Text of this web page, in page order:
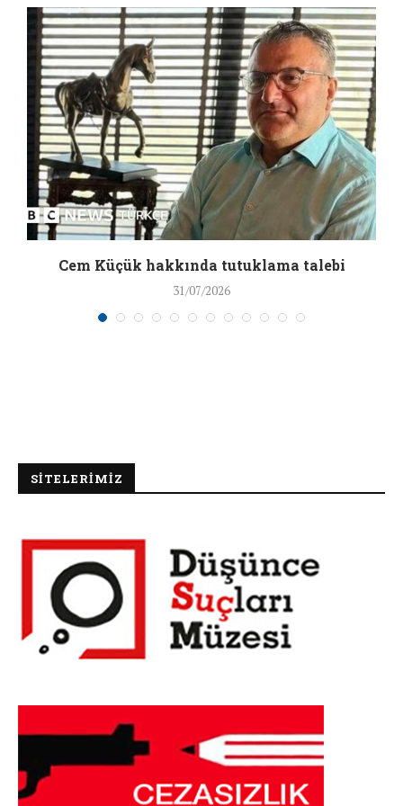
Cem Küçük hakkında tutuklama talebi
31/07/2026
SİTELERİMİZ